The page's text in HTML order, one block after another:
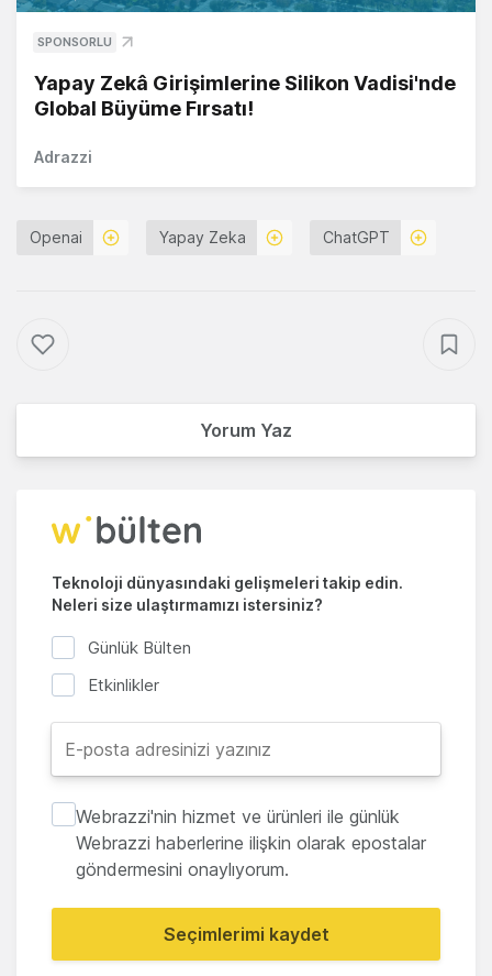
SPONSORLU
Yapay Zekâ Girişimlerine Silikon Vadisi'nde
Global Büyüme Fırsatı!
Adrazzi
Openai Yapay Zeka ChatGPT
Yorum Yaz
Teknoloji dünyasındaki gelişmeleri takip edin.
Neleri size ulaştırmamızı istersiniz?
Günlük Bülten
Etkinlikler
Webrazzi'nin hizmet ve ürünleri ile günlük
Webrazzi haberlerine ilişkin olarak epostalar
göndermesini onaylıyorum.
Seçimlerimi kaydet